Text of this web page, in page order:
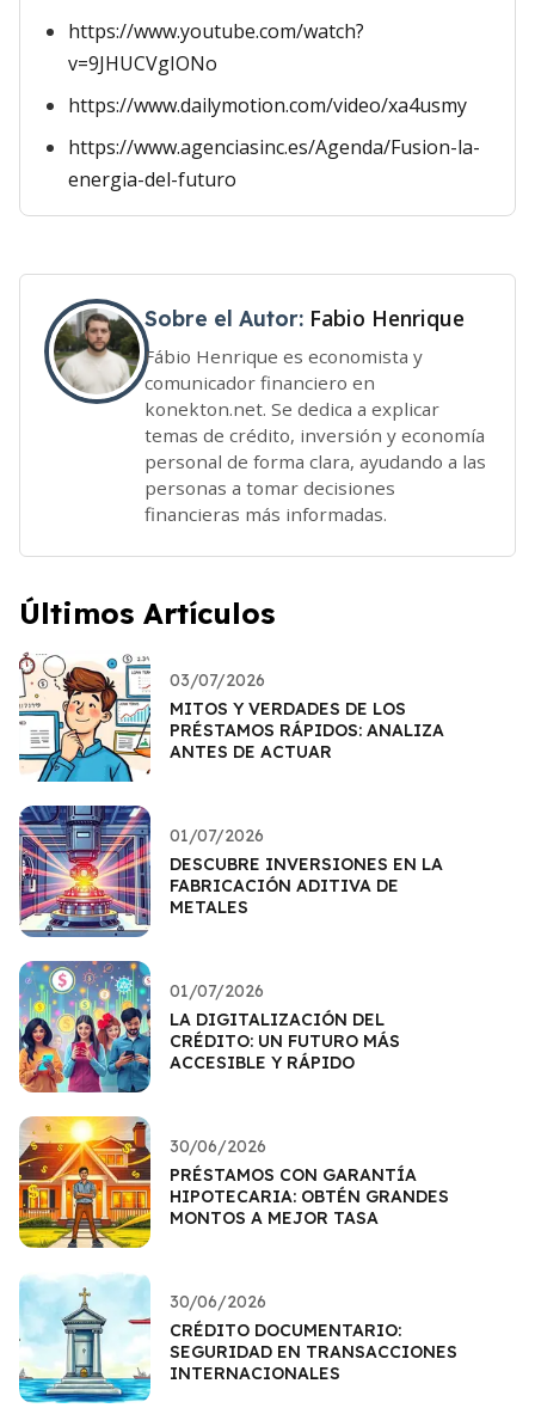
https://www.youtube.com/watch?
v=9JHUCVgIONo
https://www.dailymotion.com/video/xa4usmy
https://www.agenciasinc.es/Agenda/Fusion-la-
energia-del-futuro
Sobre el Autor: Fabio Henrique
Fábio Henrique es economista y
comunicador financiero en
konekton.net. Se dedica a explicar
temas de crédito, inversión y economía
personal de forma clara, ayudando a las
personas a tomar decisiones
financieras más informadas.
Últimos Artículos
03/07/2026
MITOS Y VERDADES DE LOS
PRÉSTAMOS RÁPIDOS: ANALIZA
ANTES DE ACTUAR
01/07/2026
DESCUBRE INVERSIONES EN LA
FABRICACIÓN ADITIVA DE
METALES
01/07/2026
LA DIGITALIZACIÓN DEL
CRÉDITO: UN FUTURO MÁS
ACCESIBLE Y RÁPIDO
30/06/2026
PRÉSTAMOS CON GARANTÍA
HIPOTECARIA: OBTÉN GRANDES
MONTOS A MEJOR TASA
30/06/2026
CRÉDITO DOCUMENTARIO:
SEGURIDAD EN TRANSACCIONES
INTERNACIONALES